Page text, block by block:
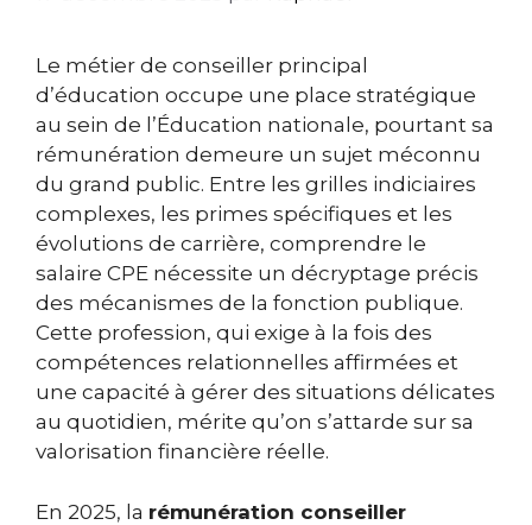
Le métier de conseiller principal
d’éducation occupe une place stratégique
au sein de l’Éducation nationale, pourtant sa
rémunération demeure un sujet méconnu
du grand public. Entre les grilles indiciaires
complexes, les primes spécifiques et les
évolutions de carrière, comprendre le
salaire CPE nécessite un décryptage précis
des mécanismes de la fonction publique.
Cette profession, qui exige à la fois des
compétences relationnelles affirmées et
une capacité à gérer des situations délicates
au quotidien, mérite qu’on s’attarde sur sa
valorisation financière réelle.
En 2025, la rémunération conseiller